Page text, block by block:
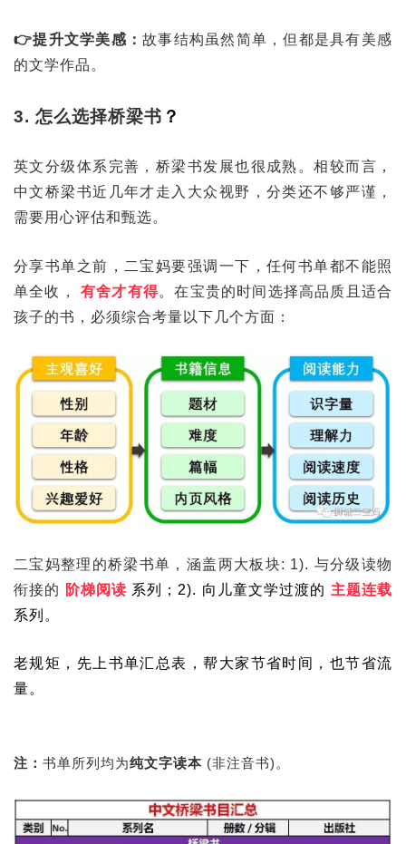
👉提升文学美感：故事结构虽然简单，但都是具有美感
的文学作品。
3. 怎么选择桥梁书 ？
英文分级体系完善，桥梁书发展也很成熟。相较而言，
中文桥梁书近几年才走入大众视野，分类还不够严谨，
需要用心评估和甄选。
分享书单之前，二宝妈要强调一下，任何书单都不能照
单全收，有舍才有得。在宝贵的时间选择高品质且适合
孩子的书，必须综合考量以下几个方面：
二宝妈整理的桥梁书单，涵盖两大板块: 1). 与分级读物
衔接的 阶梯阅读 系列；2). 向儿童文学过渡的 主题连载
系列。
老规矩，先上书单汇总表，帮大家节省时间，也节省流
量。
注： 书单所列均为纯文字读本 (非注音书)。